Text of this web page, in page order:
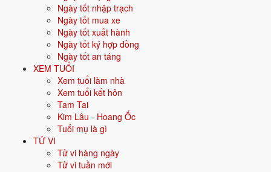
Ngày tốt nhập trạch
Ngày tốt mua xe
Ngày tốt xuất hành
Ngày tốt ký hợp đồng
Ngày tốt an táng
XEM TUỔI
Xem tuổi làm nhà
Xem tuổi kết hôn
Tam Tai
Kim Lâu - Hoang Ốc
Tuổi mụ là gì
TỬ VI
Tử vi hàng ngày
Tử vi tuần mới
2026: 76 tuổi mụ, năm Bính Ngọ - Bình hoà với Thái Tuế.
Sinh năm 1951 là tuổi gì, mệnh gì?
Người sinh năm1951là tuổiTân Mão
, mệnhMộc. Màu hợp gồm Xanh lá, Xanh lục; hướng hợp là
Đông, Đông Nam. Bảng dưới đây tóm tắt 10 chỉ số cốt lõi:
Năm sinh dương
Can chi
Mão - Con Mèo